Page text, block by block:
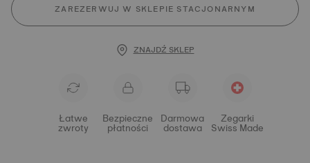
ZAREZERWUJ W SKLEPIE STACJONARNYM
ZNAJDŹ SKLEP
Łatwe
zwroty
Bezpieczne
płatności
Darmowa
dostawa
Zegarki
Swiss Made